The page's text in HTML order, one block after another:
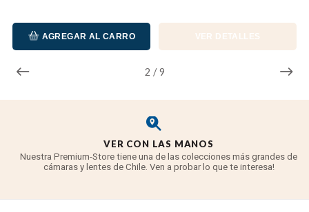
2 / 9
AGREGAR AL CARRO VER DETALLES
VER CON LAS MANOS
Nuestra Premium-Store tiene una de las colecciones más grandes de
cámaras y lentes de Chile. Ven a probar lo que te interesa!